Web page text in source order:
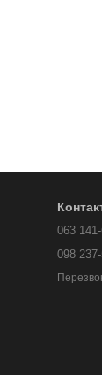
063
098